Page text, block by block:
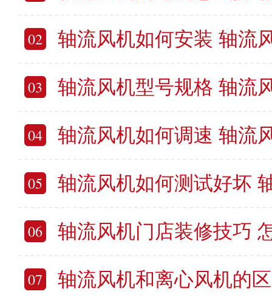
02 轴流风机如何安装 轴流
03 轴流风机型号规格 轴流
04 轴流风机如何调速 轴流
05 轴流风机如何测试好坏
06 轴流风机门店装修技巧 怎样
07 轴流风机和离心风机的区别在哪里 轴